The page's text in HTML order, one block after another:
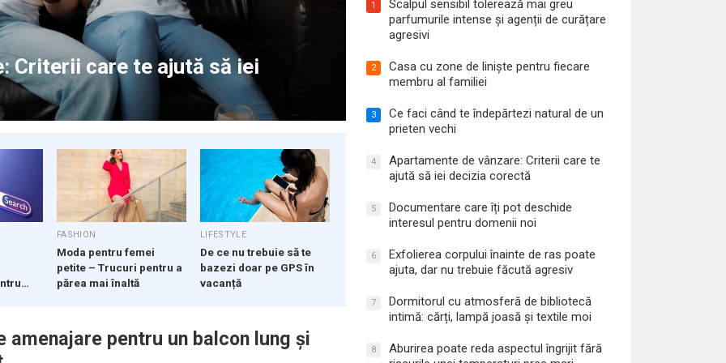
Criterii care te ajută să iei
HOME & DECO
Apartamente de vânzare: Criterii
decizia corectă
FASHION
Moda pentru femei
petite – Trucuri pentru a
părea mai înaltă
LIFESTYLE
De ce nu trebuie să te
bazezi doar pe GPS în
vacanță
amenajare pentru un balcon lung și
1
Scalpul sensibil tolerează mai greu
parfumurile intense și agenții de curățare
agresivi
2
Casa cu zone de liniște pentru fiecare
membru al familiei
3
Ce faci când te îndepărtezi natural de un
prieten vechi
4
Apartamente de vânzare: Criterii care te
ajută să iei decizia corectă
5
Documentare care îți pot deschide
interesul pentru domenii noi
6
Exfolierea corpului înainte de ras poate
ajuta, dar nu trebuie făcută agresiv
7
Dormitorul cu atmosferă de bibliotecă
intimă: cărți, lampă joasă și textile moi
8
Aburirea poate reda aspectul îngrijit fără